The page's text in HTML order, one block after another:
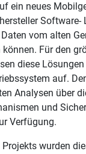
ein neues
vom alten
können. Für den
diese
auf.
Analysen über
und
Verfügung.
Projekts wurden